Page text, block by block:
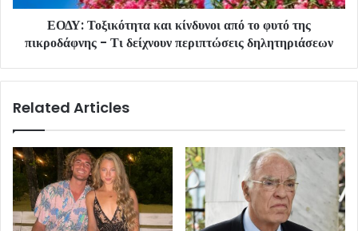
ΕΟΔΥ: Τοξικότητα και κίνδυνοι από το φυτό της
πικροδάφνης - Τι δείχνουν περιπτώσεις δηλητηριάσεων
Related Articles